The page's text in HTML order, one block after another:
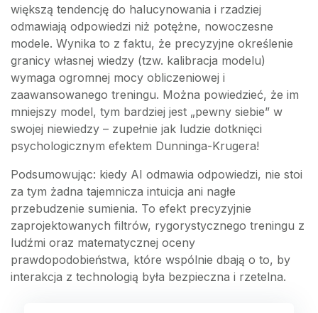
większą tendencję do halucynowania i rzadziej
odmawiają odpowiedzi niż potężne, nowoczesne
modele. Wynika to z faktu, że precyzyjne określenie
granicy własnej wiedzy (tzw. kalibracja modelu)
wymaga ogromnej mocy obliczeniowej i
zaawansowanego treningu. Można powiedzieć, że im
mniejszy model, tym bardziej jest „pewny siebie” w
swojej niewiedzy – zupełnie jak ludzie dotknięci
psychologicznym efektem Dunninga-Krugera!
Podsumowując: kiedy AI odmawia odpowiedzi, nie stoi
za tym żadna tajemnicza intuicja ani nagłe
przebudzenie sumienia. To efekt precyzyjnie
zaprojektowanych filtrów, rygorystycznego treningu z
ludźmi oraz matematycznej oceny
prawdopodobieństwa, które wspólnie dbają o to, by
interakcja z technologią była bezpieczna i rzetelna.